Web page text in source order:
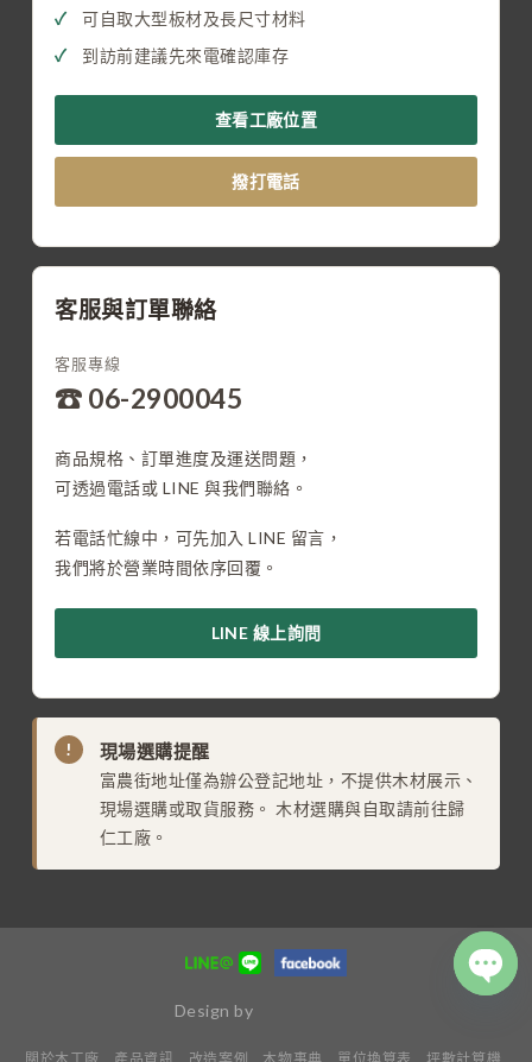
可自取大型板材及長尺寸材料
到訪前建議先來電確認庫存
查看工廠位置
撥打電話
客服與訂單聯絡
客服專線
☎ 06-2900045
商品規格、訂單進度及運送問題，
可透過電話或 LINE 與我們聯絡。
若電話忙線中，可先加入 LINE 留言，
我們將於營業時間依序回覆。
LINE 線上詢問
! 現場選購提醒
富農街地址僅為辦公登記地址，不提供木材展示、
現場選購或取貨服務。 木材選購與自取請前往歸
仁工廠。
Design by